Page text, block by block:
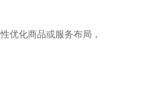
优化商品或服务布局，